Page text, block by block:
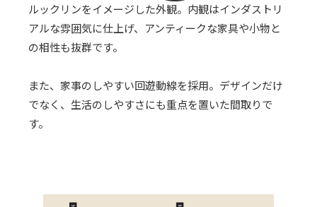
ルックリンをイメージした外観。内観はインダストリ
アルな雰囲気に仕上げ、アンティークな家具や小物と
の相性も抜群です。
また、家事のしやすい回遊動線を採用。デザインだけ
でなく、生活のしやすさにも重点を置いた間取りで
す。